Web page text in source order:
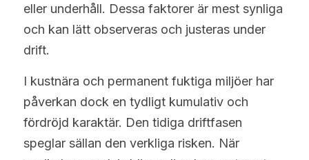
eller underhåll. Dessa faktorer är mest synliga
och kan lätt observeras och justeras under
drift.
I kustnära och permanent fuktiga miljöer har
påverkan dock en tydligt kumulativ och
fördröjd karaktär. Den tidiga driftfasen
speglar sällan den verkliga risken. När